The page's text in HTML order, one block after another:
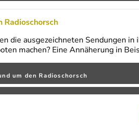
Radioschorsch
die ausgezeichneten Sendungen
machen? Eine Annäherung in
um den Radioschorsch